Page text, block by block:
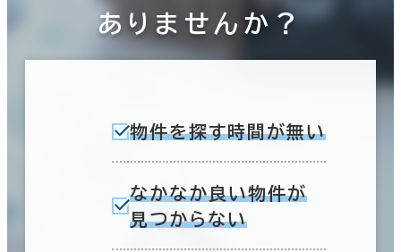
ありませんか？
物件を探す時間が無い
なかなか良い物件が
見つからない